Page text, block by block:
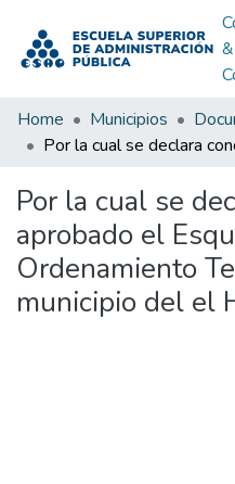
&
Home Municipios
Por la cual se
aprobado el
Ordenamiento
municipio del el